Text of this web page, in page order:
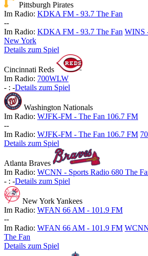
Pittsburgh Pirates
Im Radio: KDKA FM - 93.7 The Fan
--
Im Radio: KDKA FM - 93.7 The Fan WINS
New York
Details zum Spiel
Cincinnati Reds
Im Radio: 700WLW
- : -Details zum Spiel
Washington Nationals
Im Radio: WJFK-FM - The Fan 106.7 FM
--
Im Radio: WJFK-FM - The Fan 106.7 FM
Details zum Spiel
Atlanta Braves
Im Radio: WCNN - Sports Radio 680 The
- : -Details zum Spiel
New York Yankees
Im Radio: WFAN 66 AM - 101.9 FM
--
Im Radio: WFAN 66 AM - 101.9 FM
The Fan
Details zum Spiel